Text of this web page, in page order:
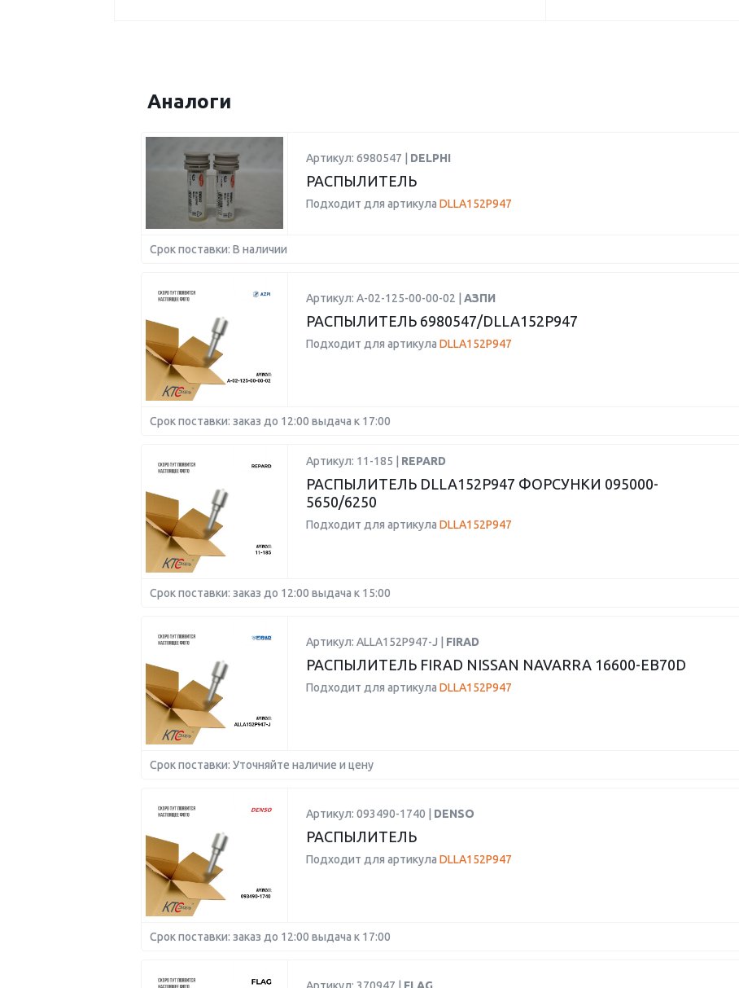
Аналоги
Артикул: 6980547 | DELPHI
РАСПЫЛИТЕЛЬ
Подходит для артикула DLLA152P947
Срок поставки: В наличии
Артикул: А-02-125-00-00-02 | АЗПИ
РАСПЫЛИТЕЛЬ 6980547/DLLA152P947
Подходит для артикула DLLA152P947
Срок поставки: заказ до 12:00 выдача к 17:00
Артикул: 11-185 | REPARD
РАСПЫЛИТЕЛЬ DLLA152P947 ФОРСУНКИ 095000-
5650/6250
Подходит для артикула DLLA152P947
Срок поставки: заказ до 12:00 выдача к 15:00
Артикул: ALLA152P947-J | FIRAD
РАСПЫЛИТЕЛЬ FIRAD NISSAN NAVARRA 16600-EB70D
Подходит для артикула DLLA152P947
Срок поставки: Уточняйте наличие и цену
Артикул: 093490-1740 | DENSO
РАСПЫЛИТЕЛЬ
Подходит для артикула DLLA152P947
Срок поставки: заказ до 12:00 выдача к 17:00